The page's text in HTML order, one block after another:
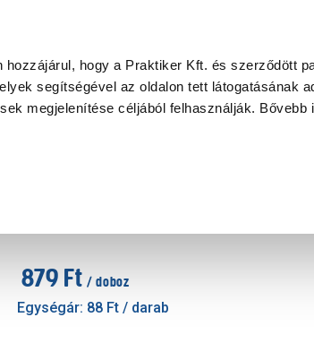
hozzájárul, hogy a Praktiker Kft. és szerződött
segítségével az oldalon tett látogatásának
megjelenítése céljából felhasználják. Bővebb
Szakiajánló Ügyintézés és Információ
879 Ft / doboz
Egységár: 88 Ft / darab